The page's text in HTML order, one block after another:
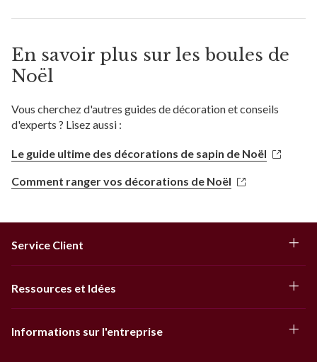
En savoir plus sur les boules de
Noël
Vous cherchez d'autres guides de décoration et conseils
d'experts ? Lisez aussi :
Le guide ultime des décorations de sapin de Noël
Comment ranger vos décorations de Noël
Service Client
Ressources et Idées
Informations sur l'entreprise